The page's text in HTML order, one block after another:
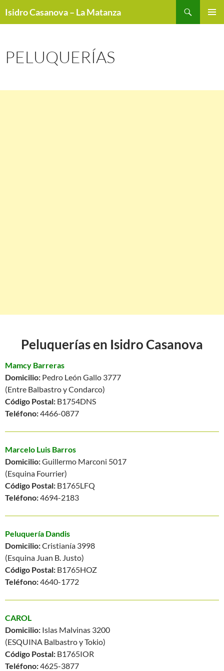
Isidro Casanova – La Matanza
PELUQUERÍAS
Peluquerías en Isidro Casanova
Mamcy Barreras
Domicilio: Pedro León Gallo 3777
(Entre Balbastro y Condarco)
Código Postal: B1754DNS
Teléfono:4466-0877
Marcelo Luis Barros
Domicilio:Guillermo Marconi 5017
(Esquina Fourrier)
Código Postal: B1765LFQ
Teléfono:4694-2183
Peluquería Dandis
Domicilio:Cristianía 3998
(Esquina Juan B. Justo)
Código Postal: B1765HOZ
Teléfono:4640-1772
CAROL
Domicilio: Islas Malvinas 3200
(ESQUINA Balbastro y Tokio)
Código Postal: B1765IOR
Teléfono:4625-3877